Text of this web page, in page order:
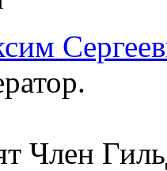
Член